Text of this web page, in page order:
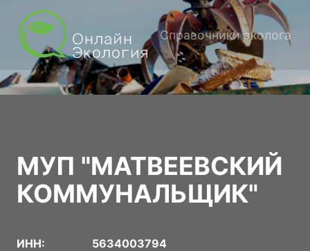
Справочники эколога
МУП "МАТВЕЕВСКИЙ
КОММУНАЛЬЩИК"
ИНН:
5634003794